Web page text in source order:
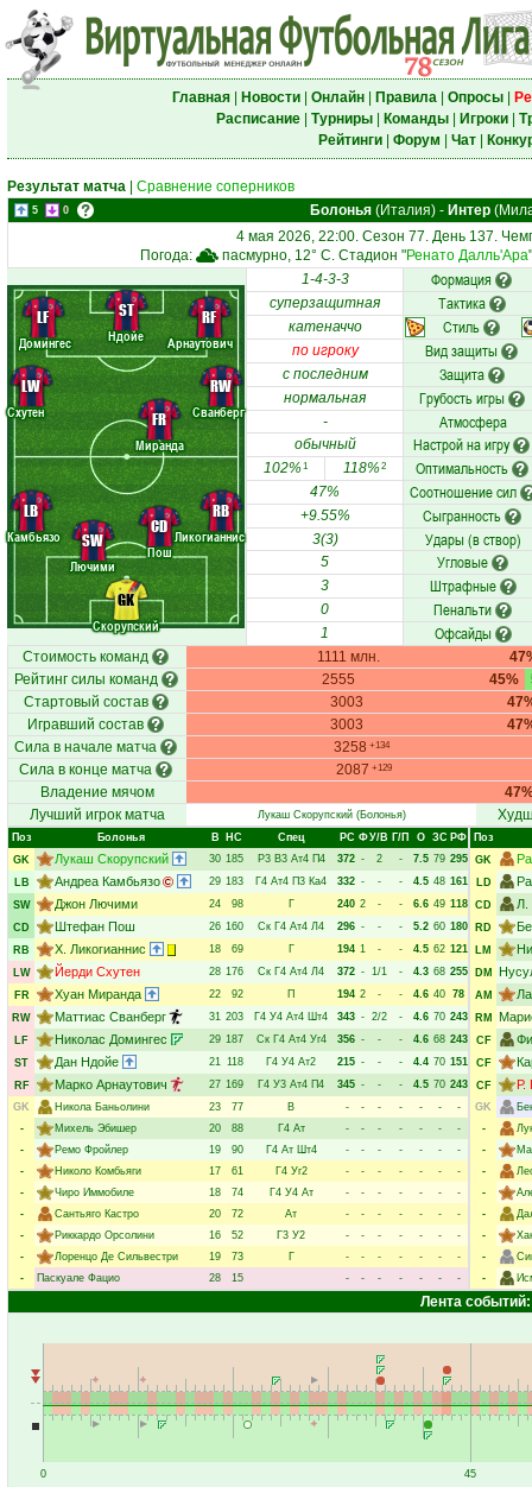
Главная| Новости| Онлайн| Правила| Опросы|
Расписание| Турниры| Команды| Игроки|
Рейтинги| Форум Чат|
Результат матча Сравнение соперников
5 0 Болонья(Италия)- Интер
4 мая 2026, 22:00. Сезон 77. День 137.
Погода:
пасмурно, 12° C. Стадион "Ренато Далль'Ара
Скорупский
Камбьязо
Лючими
Пош
Ликогианнис
Схутен
Миранда
Сванберг
Домингес Ндойе Арнаутович
GK
LB
SW
CD
RB
LW
FR
RW
LF ST RF
1-4-3-3 Формация
суперзащитная Тактика
катеначчо Стиль
по игроку Вид защиты
с последним Защита
нормальная Грубость игры
- Атмосфера
обычный Настрой на игру
102%1 118%2 Оптимальность
47% Соотношение сил
+9.55% Сыгранность
3(3) Удары (в створ)
5 Угловые
3 Штрафные
0 Пенальти
1 Офсайды
Стоимость команд 1111 млн.
Рейтинг силы команд
2555 45%
Стартовый состав
3003
Игравший состав
3003
Сила в начале матча
3258 +134
Сила в конце матча 2087 +129
Владение мячом
Лучший игрок матча
Лукаш Скорупский(Болонья)
Поз Болонья В НC Спец РC ФУ/В Г/П О ЗС РФ
GK
Лукаш Скорупский 30 185 Р3 В3 Ат4 П4 372 - 2 - 7.5 79 295
LB
Андреа Камбьязо 29 183 Г4 Ат4 П3 Ка4 332 - - - 4.5 48 161
SW
Джон Лючими 24 98 Г 240 2 - - 6.6 49 118
CD
Штефан Пош 26 160 Ск Г4 Ат4 Л4 296 - - - 5.2 60 180
RB
Х. Ликогианнис 18 69 Г 194 1 - - 4.5 62 121
LW
Йерди Схутен 28 176 Ск Г4 Ат4 Л4 372 - 1/1 - 4.3 68 255
FR
Хуан Миранда 22 92 П 194 2 - - 4.6 40 78
RW
Маттиас Сванберг 31 203 Г4 У4 Ат4 Шт4 343 - 2/2 - 4.6 70 243
LF
Николас Домингес 29 187 Ск Г4 Ат4 Уг4 356 - - - 4.6 68 243
ST
Дан Ндойе 21 118 Г4 У4 Ат2 215 - - - 4.4 70 151
RF
Марко Арнаутович 27 169 Г4 У3 Ат4 П4 345 - - - 4.5 70 243
GK
Никола Баньолини 23 77 В - - - - - -
-
-
Михель Эбишер 20 88 Г4 Ат - - - - - -
-
-
Ремо Фройлер 19 90 Г4 Ат Шт4 - - - - - -
-
-
Николо Комбьяги 17 61 Г4 Уг2 - - - - - -
-
-
Чиро Иммобиле 18 74 Г4 У4 Ат - - - - - -
-
-
Сантьяго Кастро 20 72 Ат - - - - - -
-
-
Риккардо Орсолини 16 52 Г3 У2 - - - - - -
-
-
Лоренцо Де Сильвестри 19 73 Г - - - - - -
-
-
Паскуале Фацио 28 15 - - - - - - -
Поз
GK
LD
CD Л.
RD
LM
DM
AM
RM
CF
CF
CF Р.
GK
-
-
-
-
-
-
-
-
Лента событий:
0 45